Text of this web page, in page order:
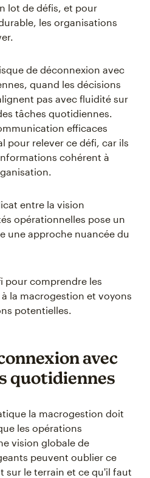
lot de défis, et pour
les organisations
de déconnexion avec
quand les décisions
pas avec fluidité sur
tâches quotidiennes.
efficaces
pour relever ce défi, car ils
cohérent à
entre la vision
opérationnelles pose un
une approche nuancée du
pour comprendre les
la macrogestion et voyons
potentielles.
avec
quotidiennes
la macrogestion doit
les opérations
vision globale de
peuvent oublier ce
sur le terrain et ce qu'il faut